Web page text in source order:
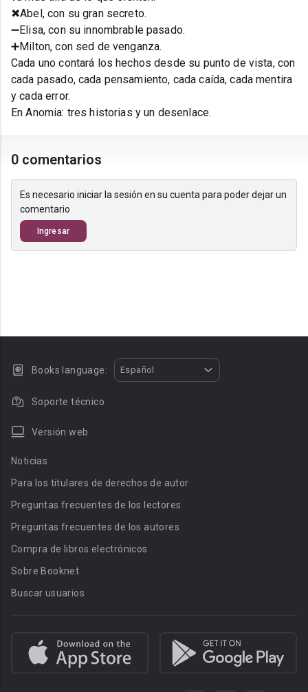
✖Abel, con su gran secreto.
➖Elisa, con su innombrable pasado.
➕Milton, con sed de venganza.
Cada uno contará los hechos desde su punto de vista, con
cada pasado, cada pensamiento, cada caída, cada mentira
y cada error.
En Anomia: tres historias y un desenlace.
0 comentarios
Es necesario iniciar la sesión en su cuenta para poder dejar un
comentario
Ingresar
Books language: Español
Soporte técnico
Versión web
Noticias
Para los titulares de derechos de autor
Preguntas frecuentes de los lectores
Preguntas frecuentes de los autores
Compra de libros electrónicos
Sobre Booknet
Buscar usuarios